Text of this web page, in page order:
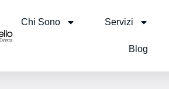
Chi Sono Servizi
Blog